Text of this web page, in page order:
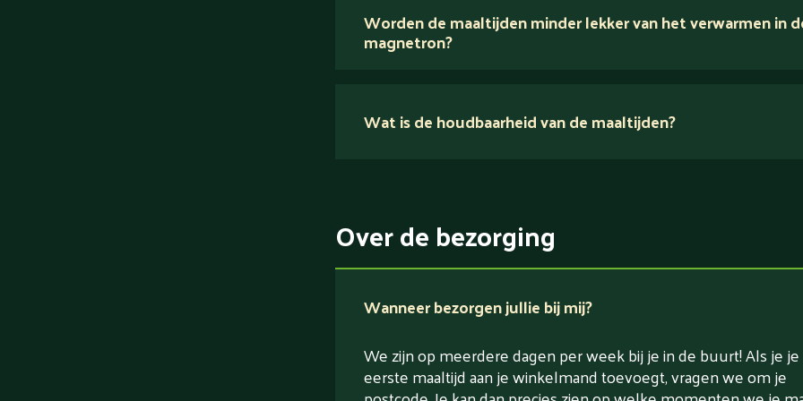
voedingsexperts
Verlaagd in zout
Worden de maaltijden minder lekker van het verwarmen in
magnetron?
Wat is de houdbaarheid van de maaltijden?
Over de bezorging
Wanneer bezorgen jullie bij mij?
We zijn op meerdere dagen per week bij je in de buurt! Als je je
eerste maaltijd aan je winkelmand toevoegt, vragen we om je